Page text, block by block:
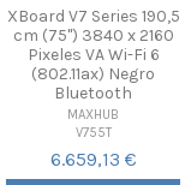
XBoard V7 Series 190,5
cm (75") 3840 x 2160
Pixeles VA Wi-Fi 6
(802.11ax) Negro
Bluetooth
MAXHUB
V755T
6.659,13 €